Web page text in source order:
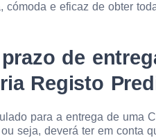
cómoda e eficaz de obter
de
Registo
para a entrega de uma
seja, deverá ter em conta